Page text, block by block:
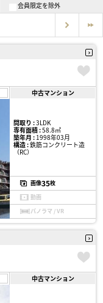
会員限定を除外
中古マンション
間取り :3LDK
専有面積 :58.8㎡
築年月 :1998年03月
構造 :鉄筋コンクリート造
（RC）
画像35枚
動画
パノラマ / VR
中古マンション